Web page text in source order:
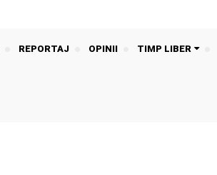
REPORTAJ OPINII TIMP LIBER